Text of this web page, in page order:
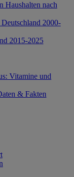
Haushalten nach
2000-
2015-2025
Vitamine und
& Fakten